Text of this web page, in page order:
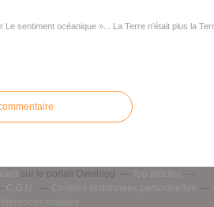
Le sentiment océanique »... La Terre n’était plus la
sur le portail Overblog
Top articles
C.G.U.
Cookies et données personnelles
cookies